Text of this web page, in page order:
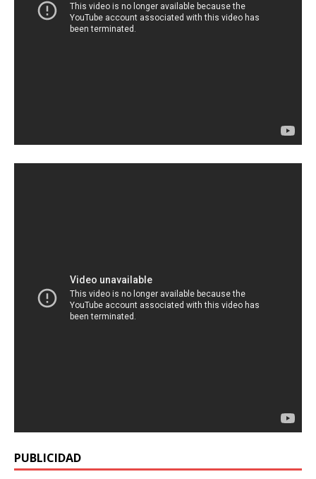
PUBLICIDAD